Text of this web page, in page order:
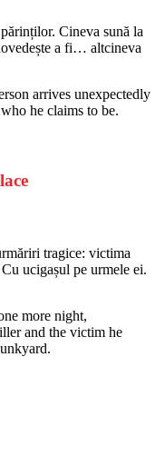
Cineva sună la
a fi… altcineva
arrives unexpectedly
he claims to be.
tragice: victima
ucigașul pe urmele ei.
more night,
and the victim he